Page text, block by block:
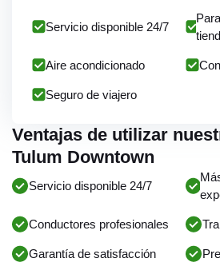
Servicio disponible 24/7
Aire acondicionado
Seguro de viajero
Ventajas de utilizar
Tulum Downtown
Servicio disponible 24/7
Conductores profesionales
Garantía de satisfacción